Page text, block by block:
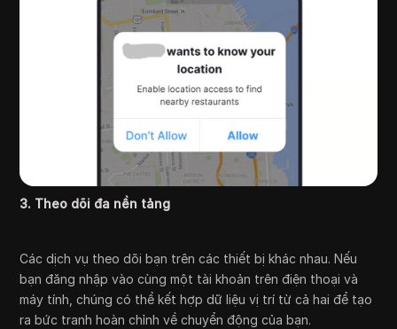
3. Theo dõi đa nền tảng
Các dịch vụ theo dõi bạn trên các thiết bị khác nhau. Nếu
bạn đăng nhập vào cùng một tài khoản trên điện thoại và
máy tính, chúng có thể kết hợp dữ liệu vị trí từ cả hai để tạo
ra bức tranh hoàn chỉnh về chuyển động của bạn.